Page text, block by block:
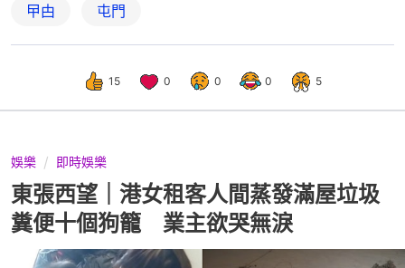
曱甴 屯門
15 0 0 0 5
娛樂 即時娛樂
東張西望｜港女租客人間蒸發滿屋垃圾
糞便十個狗籠 業主欲哭無淚